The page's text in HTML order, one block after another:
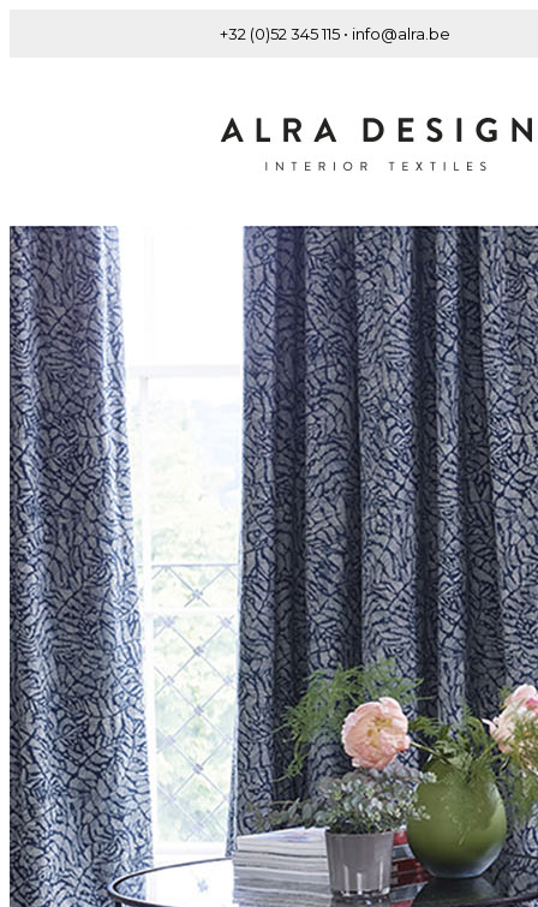
+32 (0)52 345 115 • info@alra.be